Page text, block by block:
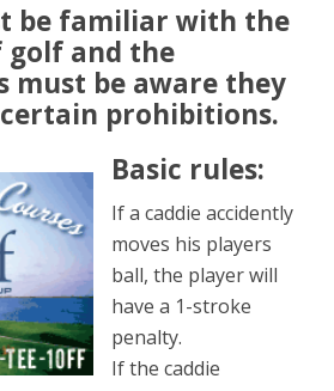
be familiar with the
golf and the
must be aware they
certain prohibitions.
Basic rules:
If a caddie accidently
moves his players
ball, the player will
have a 1-stroke
penalty.
If the caddie